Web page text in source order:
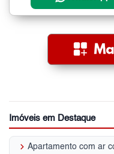
Imóveis em Destaque
keyboard_arrow_right